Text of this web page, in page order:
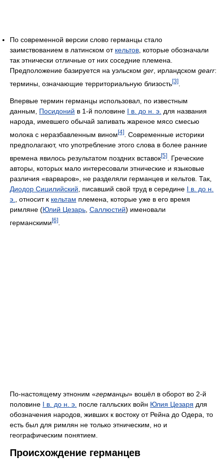
По современной версии слово германцы стало
заимствованием в латинском от кельтов , которые обозначали
так этнически отличные от них соседние племена.
Предположение базируется на уэльском ger , ирландском gearr:
термины, означающие территориальную близость[3]
Впервые термин германцы использовал, по известным
данным, Посидоний в 1-й половине I в. до н. э. для названия
народа, имевшего обычай запивать жареное мясо смесью
молока с неразбавленным вином [4]
. Современные историки
предполагают, что употребление этого слова в более ранние
времена явилось результатом поздних вставок[5]
. Греческие
авторы, которых мало интересовали этнические и языковые
различия «варваров», не разделяли германцев и кельтов. Так,
Диодор Сицилийский , писавший свой труд в середине I в. до н.
э.
, относит к кельтам племена, которые уже в его время
римляне (Юлий Цезарь Саллюстий) именовали
германскими[6]
По-настоящему этноним «германцы» вошёл в оборот во 2-й
половине I в. до н. э. после галльских войн Юлия Цезаря для
обозначения народов, живших к востоку от Рейна до Одера, то
есть был для римлян не только этническим, но и
географическим понятием.
Происхождение германцев